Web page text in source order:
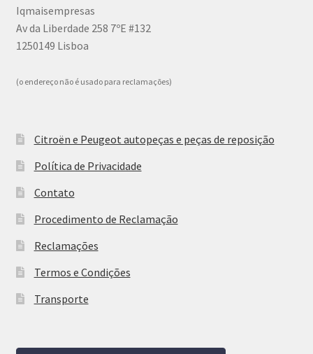
Iqmaisempresas
Av da Liberdade 258 7ºE #132
1250149 Lisboa
(o endereço não é usado para reclamações)
Citroën e Peugeot autopeças e peças de reposição
Política de Privacidade
Contato
Procedimento de Reclamação
Reclamações
Termos e Condições
Transporte